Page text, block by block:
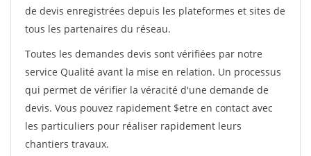
de devis enregistrées depuis les plateformes et sites de
tous les partenaires du réseau.
Toutes les demandes devis sont vérifiées par notre
service Qualité avant la mise en relation. Un processus
qui permet de vérifier la véracité d'une demande de
devis. Vous pouvez rapidement $etre en contact avec
les particuliers pour réaliser rapidement leurs
chantiers travaux.